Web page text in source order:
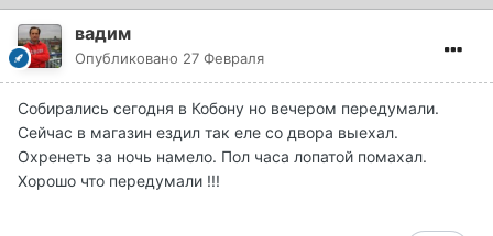
вадим
Опубликовано 27 Февраля
Собирались сегодня в Кобону но вечером передумали.
Сейчас в магазин ездил так еле со двора выехал.
Охренеть за ночь намело. Пол часа лопатой помахал.
Хорошо что передумали !!!